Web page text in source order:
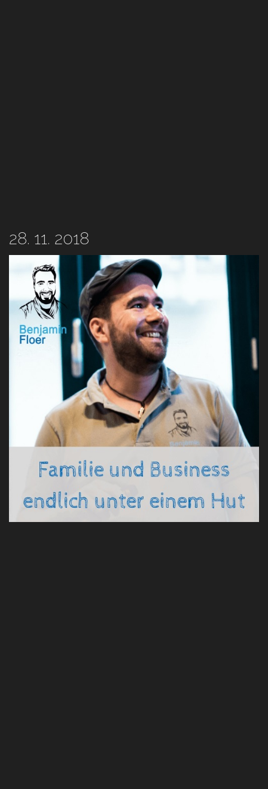
28. 11. 2018